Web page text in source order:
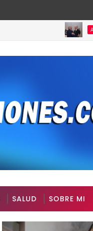
ACTUALIDAD
SALUD SOBRE MI